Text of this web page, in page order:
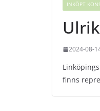
INKÖPT
2024-08-
finns